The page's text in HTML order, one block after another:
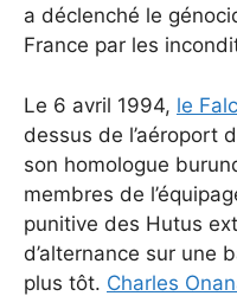
a déclenché le
France par les
Le 6 avril 1994, le
dessus de l’aéroport
son homologue
membres de
punitive des Hutus
d’alternance sur une
plus tôt. Charles